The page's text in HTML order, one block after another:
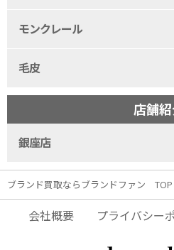
ブランド買取ならブランドファン TOP
モンクレール
毛皮
店舗
銀座店
会社概要 プライバシー